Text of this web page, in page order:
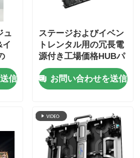
ュ
イ
ン
信
ステージおよびイベン
トレンタル用の冗長電
源付き工場価格HUBパ
ネルLEDスクリーン
お問い合わせを送信